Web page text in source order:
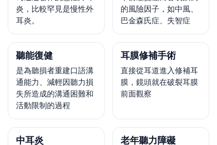
炎，比較罕見是慢性外
耳炎。
的風險因子，如中風、
巴金森氏症、失智症
聽能復健
是為聽損者重建口語溝
通能力、減輕因聽力損
失所造成的溝通困難和
活動限制的過程
耳膜修補手術
直接從耳道進入修補耳
膜，鏡頭就在破裂耳膜
前面觀察
中耳炎 老年聽力障礙